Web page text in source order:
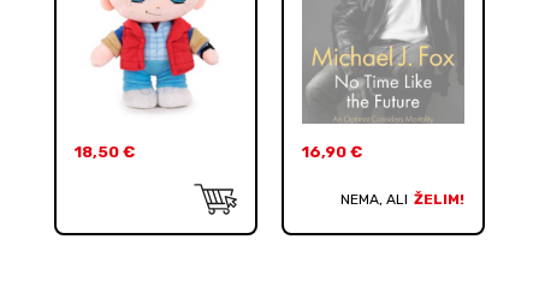
18,50 € 16,90 €
NEMA, ALI ŽELIM!